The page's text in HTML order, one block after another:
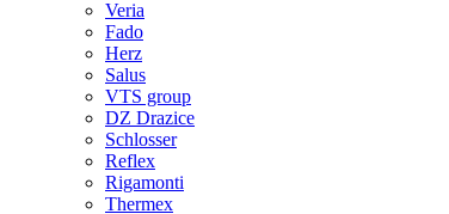
Veria
Fado
Herz
Salus
VTS group
DZ Drazice
Schlosser
Reflex
Rigamonti
Thermex